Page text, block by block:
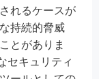
れるケースが
持続的脅威
とがありま
セキュリティ